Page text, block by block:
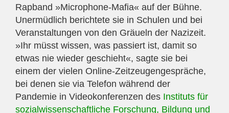
Rapband »Microphone-Mafia« auf der Bühne.
Unermüdlich berichtete sie in Schulen und bei
Veranstaltungen von den Gräueln der Nazizeit.
»Ihr müsst wissen, was passiert ist, damit so
etwas nie wieder geschieht«, sagte sie bei
einem der vielen Online-Zeitzeugengespräche,
bei denen sie via Telefon während der
Pandemie in Videokonferenzen des Instituts für
sozialwissenschaftliche Forschung, Bildung und